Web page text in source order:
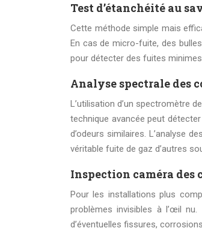
Test d’étanchéité au
Cette méthode simple mais
En cas de micro-fuite, des
pour détecter des fuites
Analyse spectrale des
L’utilisation d’un spectromètre
technique avancée peut
d’odeurs similaires. L’analyse
véritable fuite de gaz d’autres
Inspection caméra des
Pour les installations plus
problèmes invisibles à l’œil
d’éventuelles fissures,